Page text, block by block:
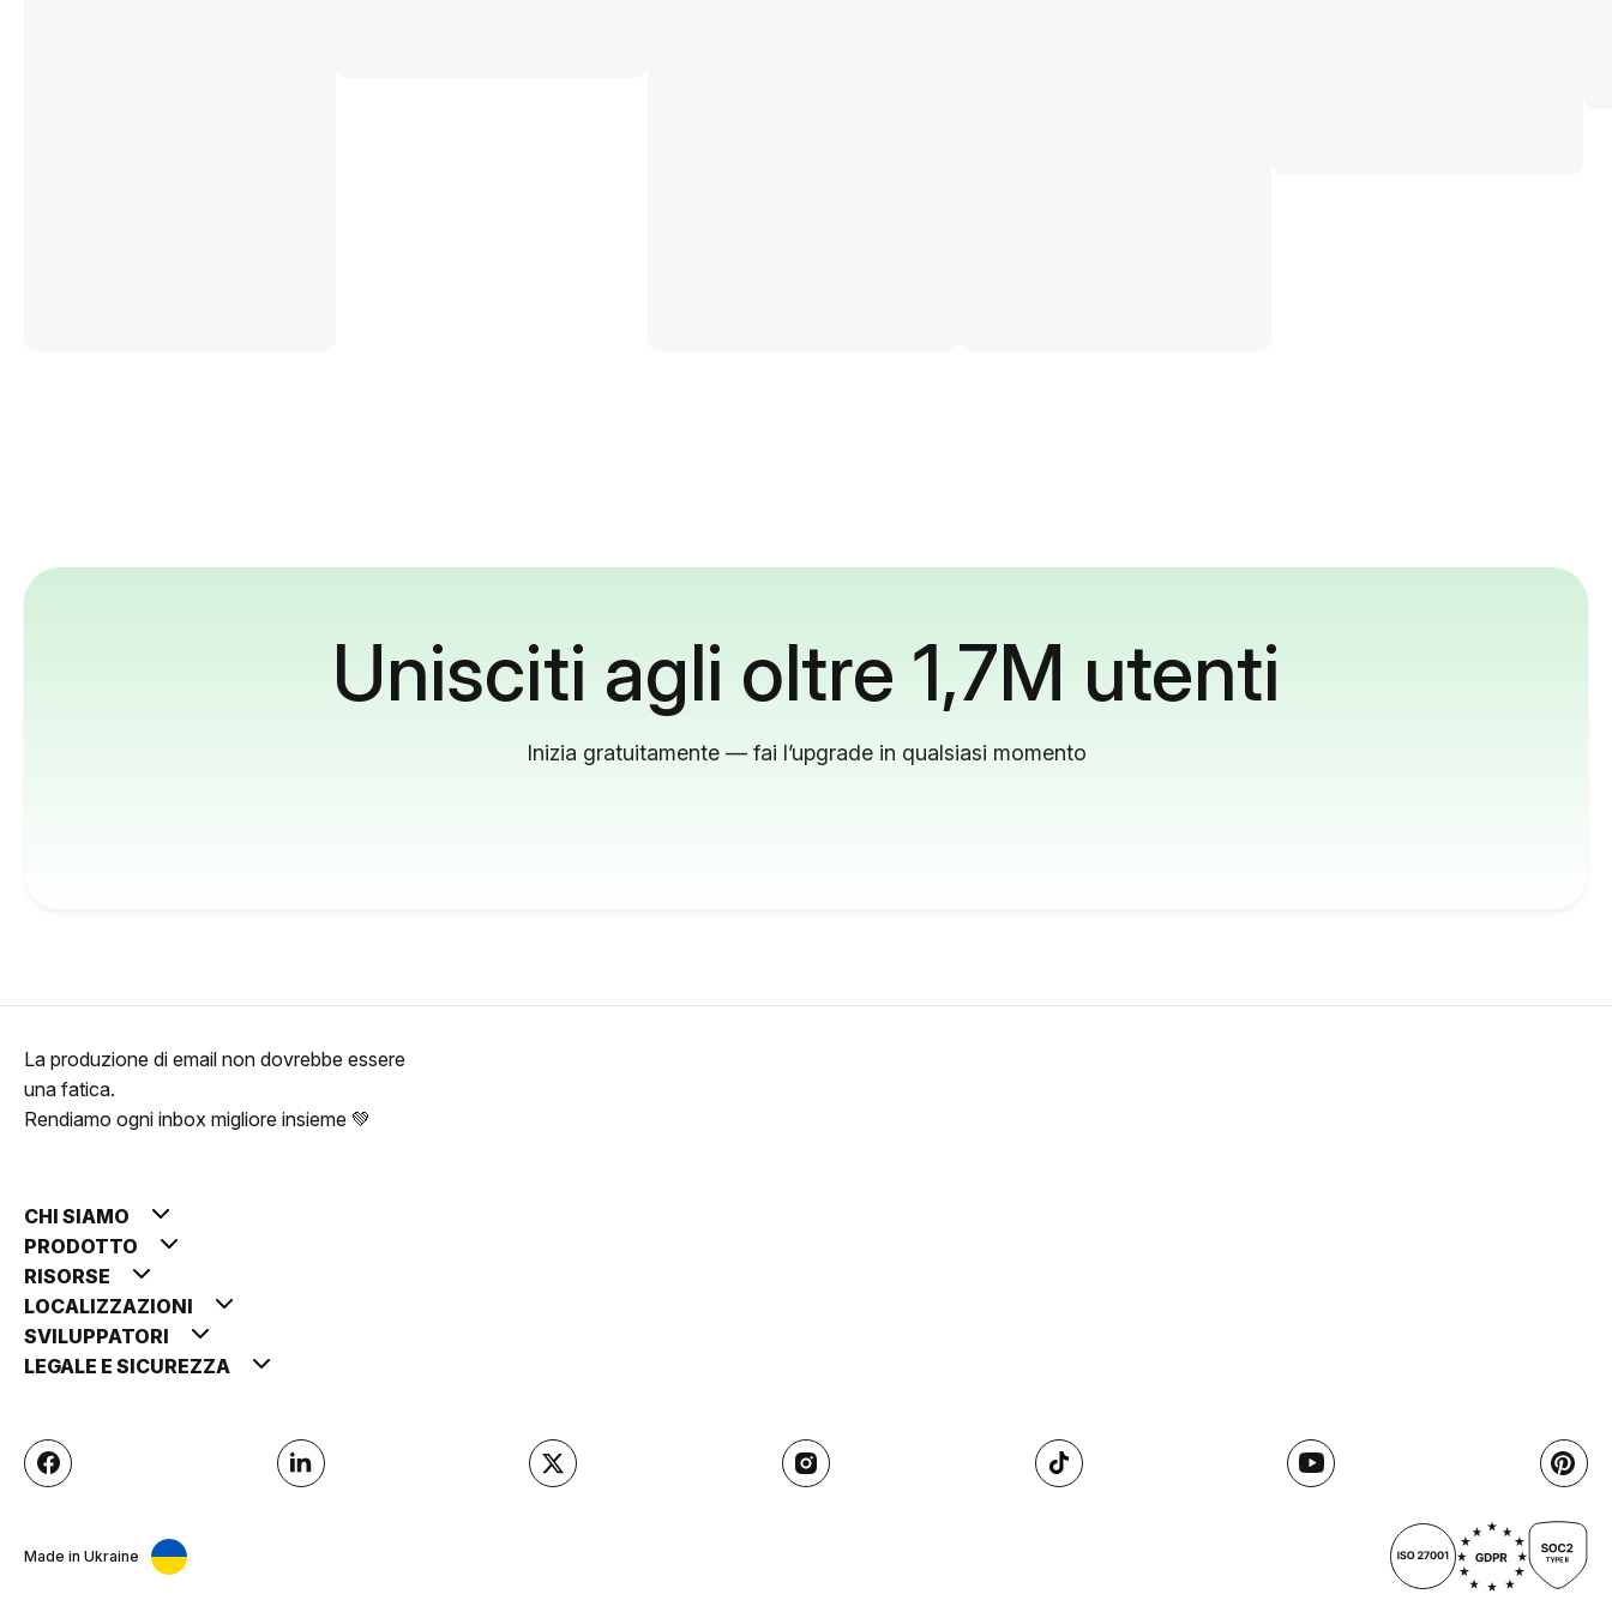
Unisciti agli oltre 1,7M utenti
Inizia gratuitamente — fai l’upgrade in qualsiasi momento
La produzione di email non dovrebbe essere
una fatica.
Rendiamo ogni inbox migliore insieme 💚
CHI SIAMO
PRODOTTO
RISORSE
LOCALIZZAZIONI
SVILUPPATORI
LEGALE E SICUREZZA
Made in Ukraine